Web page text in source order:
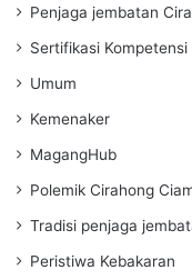
Penjaga jembatan
Sertifikasi Kompetensi
Umum
Kemenaker
MagangHub
Polemik Cirahong
Tradisi penjaga
Peristiwa Kebakaran